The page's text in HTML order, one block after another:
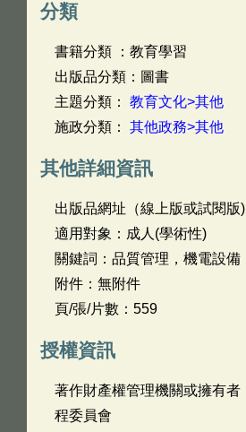
分類
書籍分類 ：教育學習
出版品分類：圖書
主題分類： 教育文化>其他
施政分類： 其他政務>其他
其他詳細資訊
出版品網址（線上版或試閱版)
適用對象：成人(學術性)
關鍵詞：品質管理，機電設備
附件：無附件
頁/張/片數：559
授權資訊
著作財產權管理機關或擁有者
程委員會